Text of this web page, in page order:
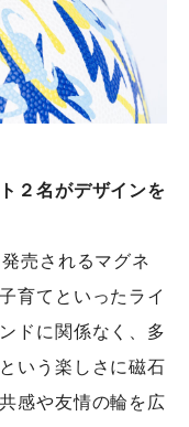
２名がデザインを
売されるマグネ
育てといったライ
ドに関係なく、多
いう楽しさに磁石
感や友情の輪を広